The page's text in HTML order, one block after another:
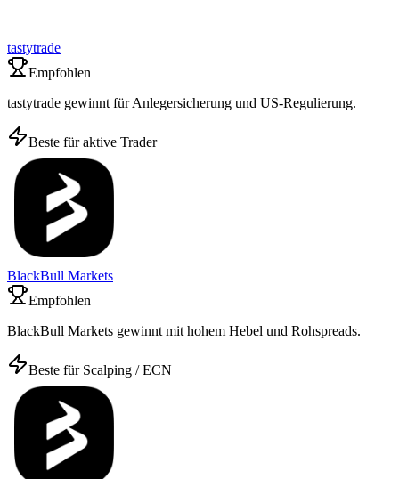
tastytrade
Empfohlen
tastytrade gewinnt für Anlegersicherung und US-Regulierung.
Beste für aktive Trader
BlackBull Markets
Empfohlen
BlackBull Markets gewinnt mit hohem Hebel und Rohspreads.
Beste für Scalping / ECN